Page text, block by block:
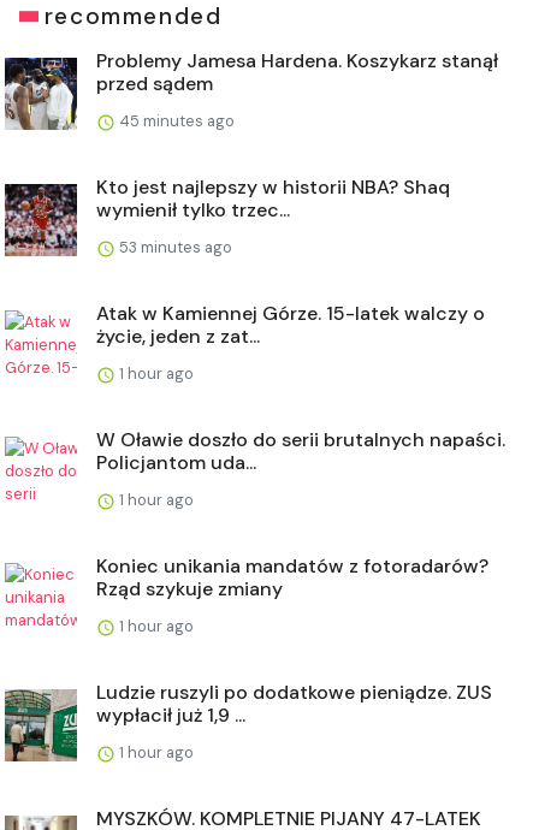
recommended
Problemy Jamesa Hardena. Koszykarz stanął
przed sądem
45 minutes ago
Kto jest najlepszy w historii NBA? Shaq
wymienił tylko trzec...
53 minutes ago
Atak w Kamiennej Górze. 15-latek walczy o
życie, jeden z zat...
1 hour ago
W Oławie doszło do serii brutalnych napaści.
Policjantom uda...
1 hour ago
Koniec unikania mandatów z fotoradarów?
Rząd szykuje zmiany
1 hour ago
Ludzie ruszyli po dodatkowe pieniądze. ZUS
wypłacił już 1,9 ...
1 hour ago
MYSZKÓW. KOMPLETNIE PIJANY 47-LATEK